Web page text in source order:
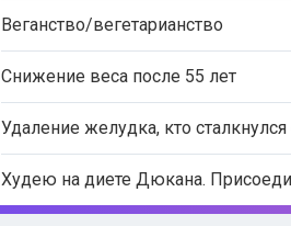
Веганство/вегетарианство
Снижение веса после 55 лет
Удаление желудка, кто
Худею на диете Дюкана.